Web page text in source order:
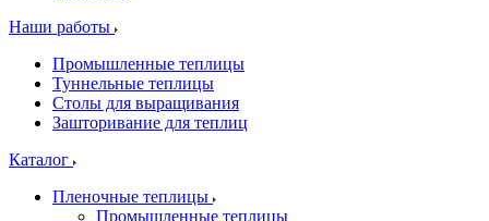
Наши работы
Промышленные теплицы
Туннельные теплицы
Столы для выращивания
Зашторивание для теплиц
Каталог
Пленочные теплицы
Промышленные теплицы